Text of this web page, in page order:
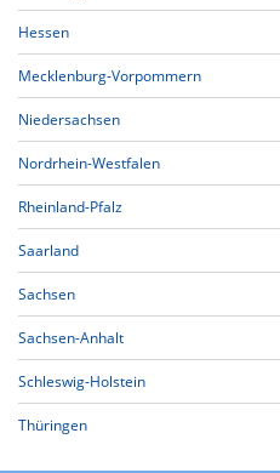
Hessen
Mecklenburg-Vorpommern
Niedersachsen
Nordrhein-Westfalen
Rheinland-Pfalz
Saarland
Sachsen
Sachsen-Anhalt
Schleswig-Holstein
Thüringen